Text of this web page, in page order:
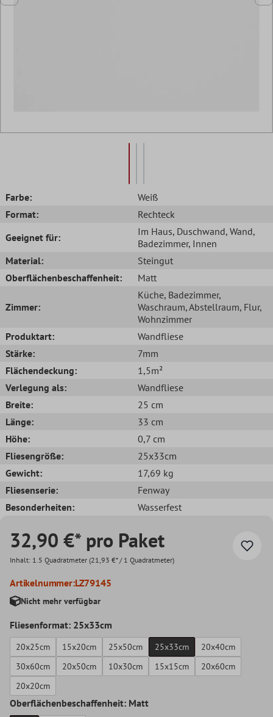
Farbe:
Weiß
Format:
Rechteck
Geeignet für:
Im Haus, Duschwand, Wand,
Badezimmer, Innen
Material:
Steingut
Oberflächenbeschaffenheit:
Matt
Zimmer:
Küche, Badezimmer,
Waschraum, Abstellraum, Flur,
Wohnzimmer
Produktart:
Wandfliese
Stärke:
7mm
Flächendeckung:
1,5m²
Verlegung als:
Wandfliese
Breite:
25 cm
Länge:
33 cm
Höhe:
0,7 cm
Fliesengröße:
25x33cm
Gewicht:
17,69 kg
Fliesenserie:
Fenway
Besonderheiten:
Wasserfest
32,90 €* pro Paket
Inhalt: 1.5 Quadratmeter (21,93 €* / 1 Quadratmeter)
Artikelnummer:LZ79145
Nicht mehr verfügbar
Fliesenformat: 25x33cm
20x25cm 15x20cm 25x50cm 25x33cm
20x40cm
30x60cm
20x50cm 10x30cm 15x15cm
20x60cm
20x20cm
Oberflächenbeschaffenheit: Matt